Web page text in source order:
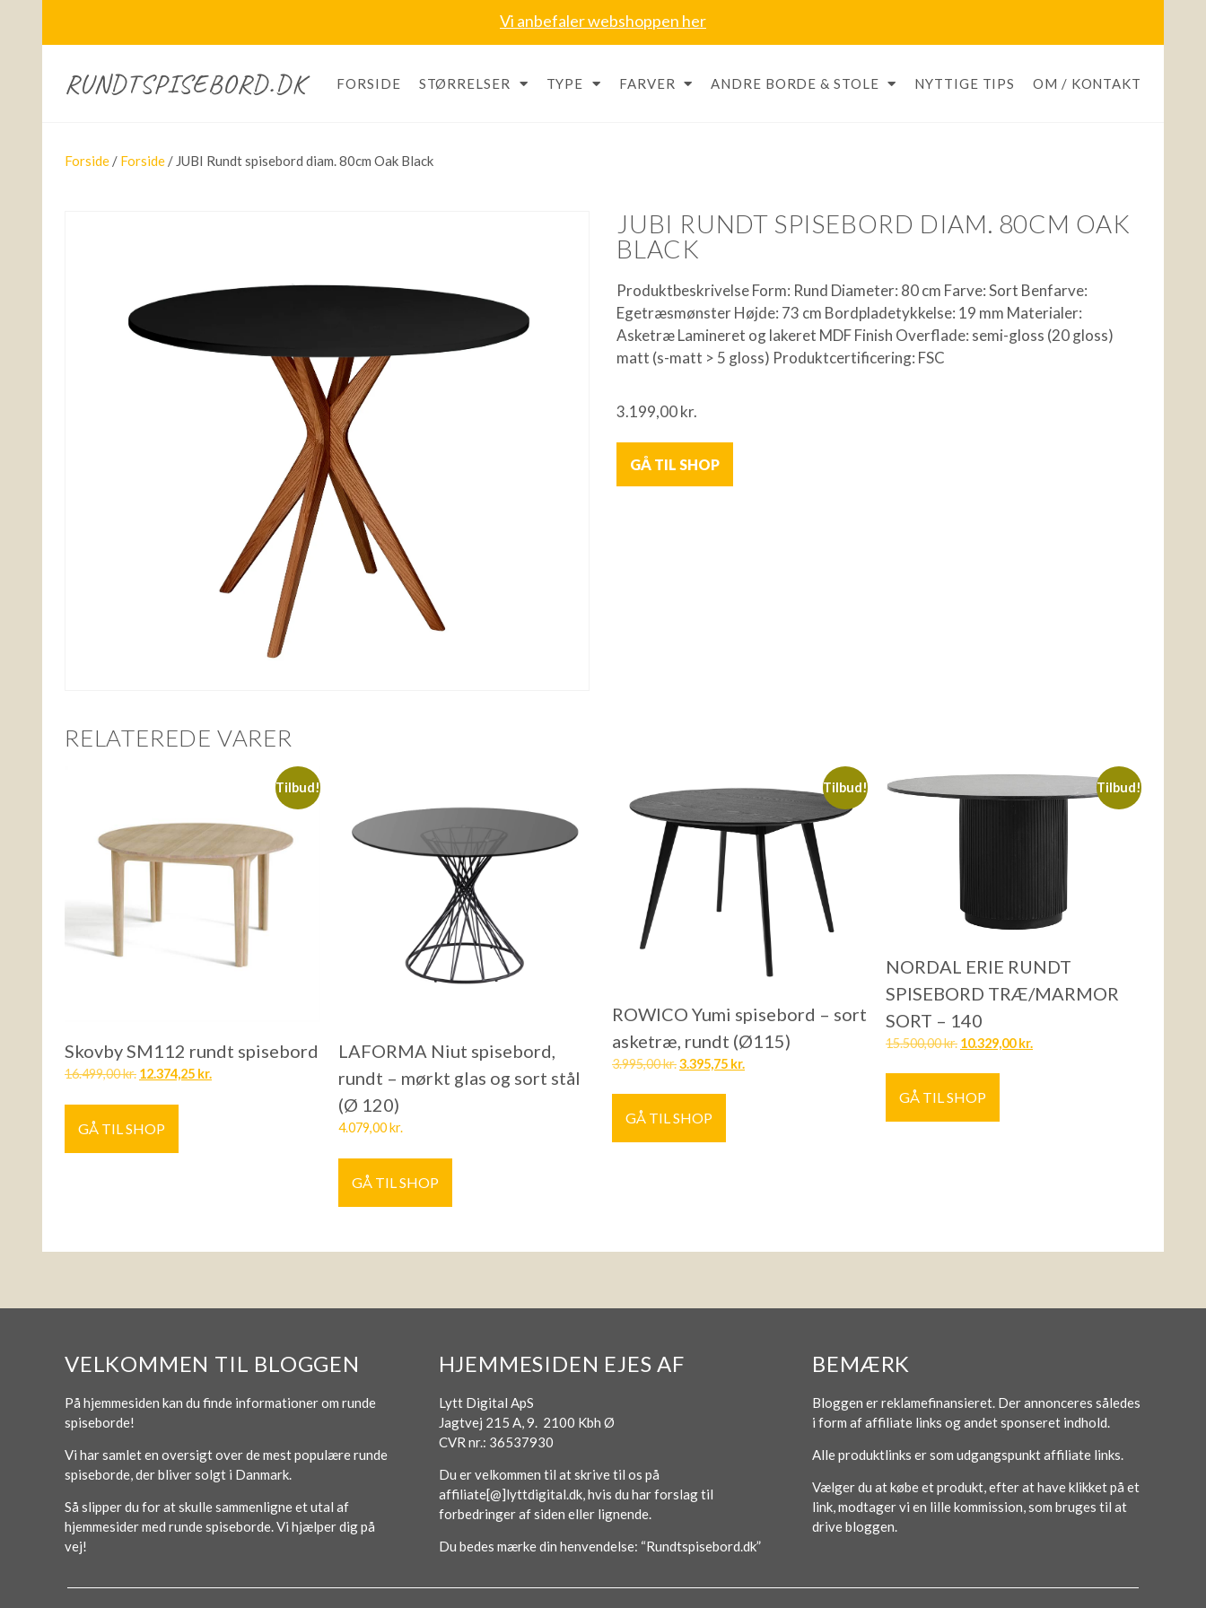
Vi anbefaler webshoppen her
RUNDTSPISEBORD.DK FORSIDE STØRRELSER TYPE FARVER ANDRE BORDE & STOLE NYTTIGE TIPS OM / KONTAKT
Forside / Forside / JUBI Rundt spisebord diam. 80cm Oak Black
JUBI RUNDT SPISEBORD DIAM. 80CM OAK
BLACK
Produktbeskrivelse Form: Rund Diameter: 80 cm Farve: Sort Benfarve:
Egetræsmønster Højde: 73 cm Bordpladetykkelse: 19 mm Materialer:
Asketræ Lamineret og lakeret MDF Finish Overflade: semi-gloss (20 gloss)
matt (s-matt > 5 gloss) Produktcertificering: FSC
3.199,00kr.
GÅ TIL SHOP
RELATEREDE VARER
Tilbud!
Skovby SM112 rundt spisebord
16.499,00kr. 12.374,25 kr.
GÅ TIL SHOP
LAFORMA Niut spisebord,
rundt – mørkt glas og sort stål
(Ø 120)
4.079,00kr.
GÅ TIL SHOP
Tilbud!
ROWICO Yumi spisebord – sort
asketræ, rundt (Ø115)
3.995,00kr.3.395,75 kr.
GÅ TIL SHOP
Tilbud!
NORDAL ERIE RUNDT
SPISEBORD TRÆ/MARMOR
SORT – 140
15.500,00kr. 10.329,00kr.
GÅ TIL SHOP
VELKOMMEN TIL BLOGGEN
På hjemmesiden kan du finde informationer om runde
spiseborde!
Vi har samlet en oversigt over de mest populære runde
spiseborde, der bliver solgt i Danmark.
Så slipper du for at skulle sammenligne et utal af
hjemmesider med runde spiseborde. Vi hjælper dig på
vej!
HJEMMESIDEN EJES AF
Lytt Digital ApS
Jagtvej 215 A, 9. 2100 Kbh Ø
CVR nr.: 36537930
Du er velkommen til at skrive til os på
affiliate[@]lyttdigital.dk, hvis du har forslag til
forbedringer af siden eller lignende.
Du bedes mærke din henvendelse: “Rundtspisebord.dk”
BEMÆRK
Bloggen er reklamefinansieret. Der annonceres således
i form af affiliate links og andet sponseret indhold.
Alle produktlinks er som udgangspunkt affiliate links.
Vælger du at købe et produkt, efter at have klikket på et
link, modtager vi en lille kommission, som bruges til at
drive bloggen.